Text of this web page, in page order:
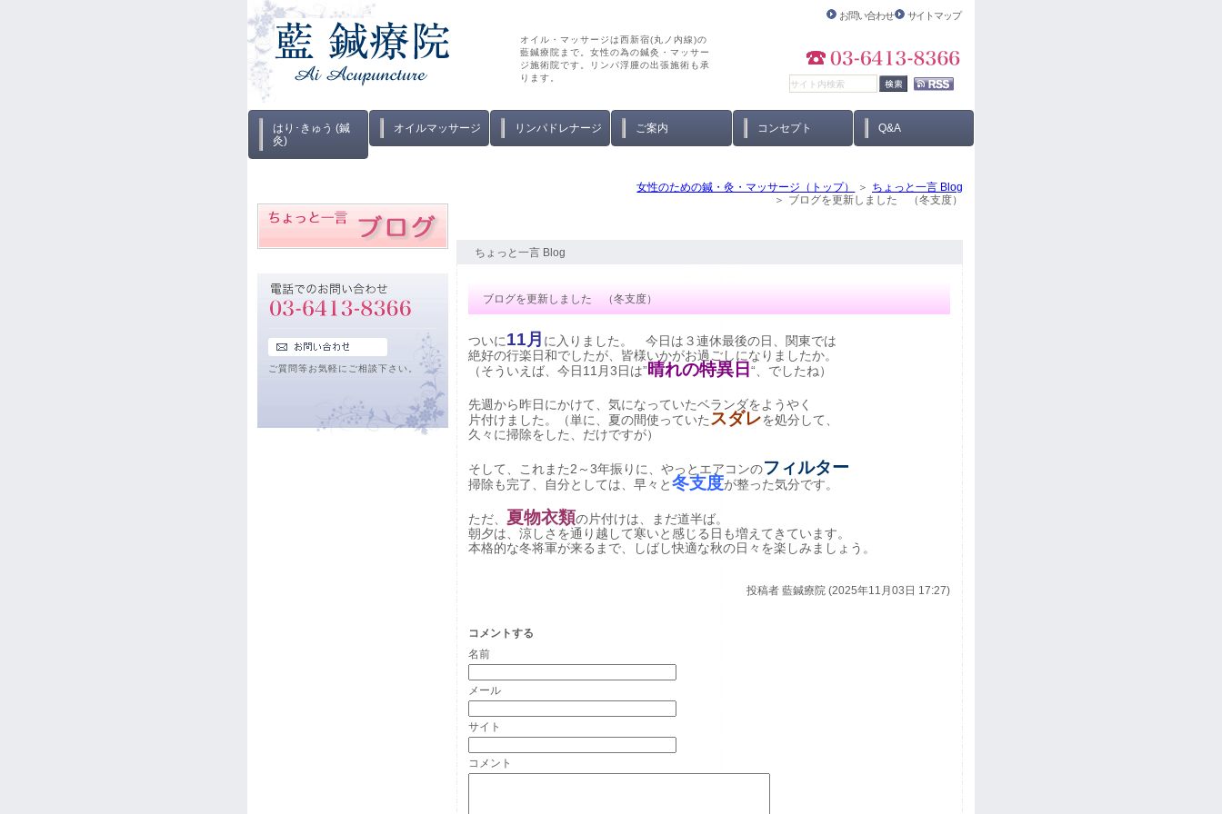
オイル・マッサージは西新宿(丸ノ内線)の
藍鍼療院まで。女性の為の鍼灸・マッサー
ジ施術院です。リンパ浮腫の出張施術も承
ります。
お問い合わせ サイトマップ
はり･きゅう (鍼
灸)
オイルマッサージ リンパドレナージ ご案内 コンセプト Q&A
女性のための鍼・灸・マッサージ（トップ）
ちょっと一言 Blog
ブログを更新しました （冬支度）
ちょっと一言 Blog
ブログを更新しました （冬支度）
ついに11月 に入りました。 今日は３連休最後の日、関東では
絶好の行楽日和でしたが、皆様いかがお過ごしになりましたか。
（そういえば、今日11月3日は”晴れの特異日 “、でしたね）
先週から昨日にかけて、気になっていたベランダをようやく
片付けました。（単に、夏の間使っていた スダレを処分して、
久々に掃除をした、だけですが）
そして、これまた2～3年振りに、やっとエアコンのフィルター
掃除も完了、自分としては、早々と冬支度が整った気分です。
ただ、 夏物衣類の片付けは、まだ道半ば。
朝夕は、涼しさを通り越して寒いと感じる日も増えてきています。
本格的な冬将軍が来るまで、しばし快適な秋の日々を楽しみましょう。
投稿者 藍鍼療院 (2025年11月03日 17:27)
コメントする
名前
メール
サイト
コメント
ご質問等お気軽にご相談下さい。